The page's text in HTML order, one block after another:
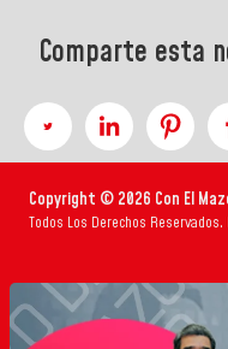
Comparte esta
Copyright © 2026 Con El
Todos Los Derechos